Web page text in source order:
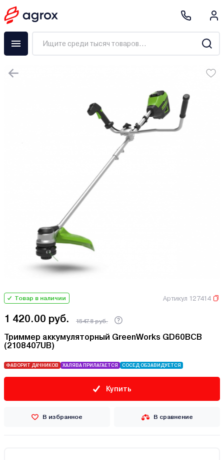
Товар в наличии Артикул 127414
1 420.00 руб. 1547.8 руб.
Триммер аккумуляторный GreenWorks GD60BCB
(2108407UB)
ФАВОРИТ ДАЧНИКОВ ХАЛЯВА ПРИЛАГАЕТСЯ СОСЕД ОБЗАВИДУЕТСЯ
Купить
В избранное В сравнение